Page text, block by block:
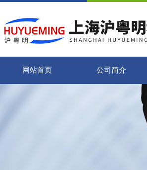
网站首页 公司简介